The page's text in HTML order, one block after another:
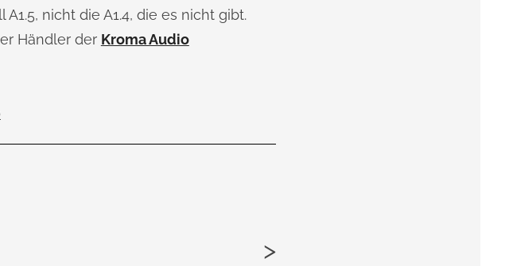
nicht die A1.4, die es nicht gibt.
Händler der Kroma Audio
>